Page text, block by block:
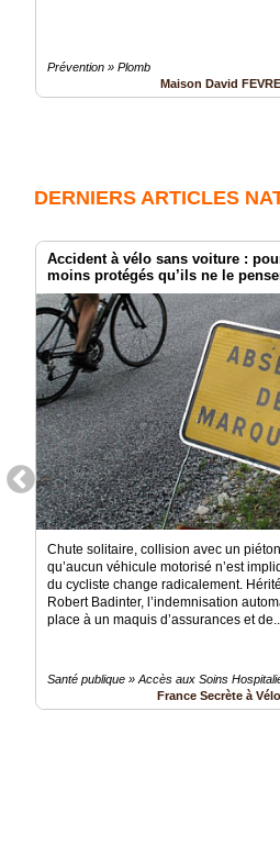
Prévention » Plomb
Maison David FEVRE
DERNIERS ARTICLES
Accident à vélo sans voiture :
moins protégés qu’ils ne le
Chute solitaire, collision avec un
qu’aucun véhicule motorisé n’est
du cycliste change radicalement.
Robert Badinter, l’indemnisation
place à un maquis d’assurances et de..
Santé publique » Accès aux Soins
France Secrète à Vélo